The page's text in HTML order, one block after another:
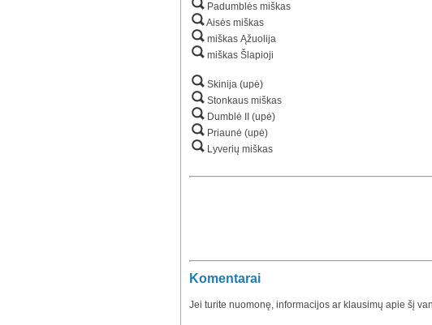
Padumblės miškas
Aisės miškas
miškas Ąžuolija
miškas Šlapioji
Skinija (upė)
Stonkaus miškas
Dumblė II (upė)
Priaunė (upė)
Lyverių miškas
Komentarai
Jei turite nuomonę, informacijos ar klausimų apie šį